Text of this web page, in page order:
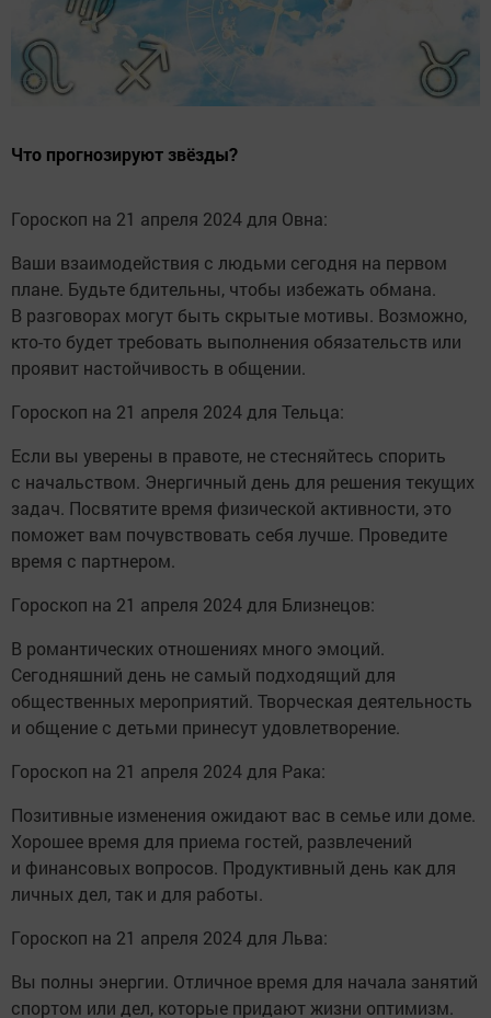
Что прогнозируют звёзды?
Гороскоп на 21 апреля 2024 для Овна:
Ваши взаимодействия с людьми сегодня на первом
плане. Будьте бдительны, чтобы избежать обмана.
В разговорах могут быть скрытые мотивы. Возможно,
кто-то будет требовать выполнения обязательств или
проявит настойчивость в общении.
Гороскоп на 21 апреля 2024 для Тельца:
Если вы уверены в правоте, не стесняйтесь спорить
с начальством. Энергичный день для решения текущих
задач. Посвятите время физической активности, это
поможет вам почувствовать себя лучше. Проведите
время с партнером.
Гороскоп на 21 апреля 2024 для Близнецов:
В романтических отношениях много эмоций.
Сегодняшний день не самый подходящий для
общественных мероприятий. Творческая деятельность
и общение с детьми принесут удовлетворение.
Гороскоп на 21 апреля 2024 для Рака:
Позитивные изменения ожидают вас в семье или доме.
Хорошее время для приема гостей, развлечений
и финансовых вопросов. Продуктивный день как для
личных дел, так и для работы.
Гороскоп на 21 апреля 2024 для Льва:
Вы полны энергии. Отличное время для начала занятий
спортом или дел, которые придают жизни оптимизм.